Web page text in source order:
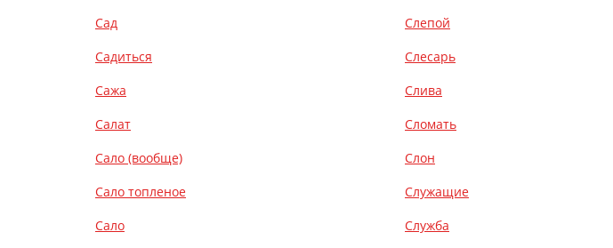
Сад
Слепой
Садиться
Слесарь
Сажа
Слива
Салат
Сломать
Сало (вообще)
Слон
Сало топленое
Служащие
Сало
Служба